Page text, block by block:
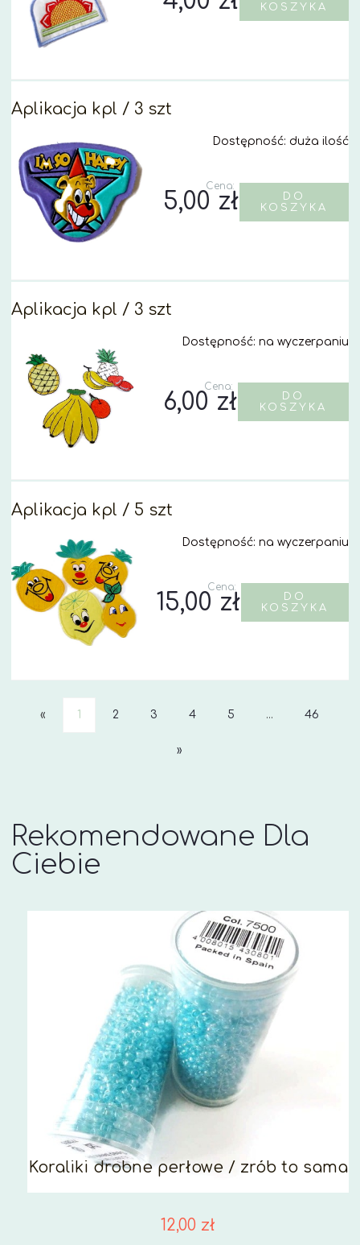
KOSZYKA
Aplikacja kpl / 3 szt
Dostępność: duża ilość
Cena:
5,00 zł
DO
KOSZYKA
Aplikacja kpl / 3 szt
Dostępność: na wyczerpaniu
Cena:
6,00 zł
DO
KOSZYKA
Aplikacja kpl / 5 szt
Dostępność: na wyczerpaniu
Cena:
15,00 zł
DO
KOSZYKA
« 1 2 3 4 5 ... 46
»
Rekomendowane Dla
Ciebie
Koraliki drobne perłowe / zrób to sama
12,00 zł